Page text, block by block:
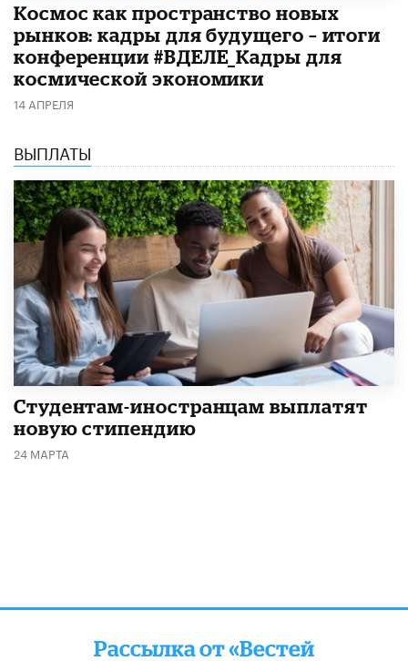
Космос как пространство новых
рынков: кадры для будущего – итоги
конференции #ВДЕЛЕ_Кадры для
космической экономики
14 АПРЕЛЯ
ВЫПЛАТЫ
Студентам-иностранцам выплатят
новую стипендию
24 МАРТА
Рассылка от «Вестей